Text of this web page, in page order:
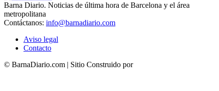
Barna Diario. Noticias de última hora de Barcelona y el área
metropolitana
Contáctanos: info@barnadiario.com
Aviso legal
Contacto
© BarnaDiario.com | Sitio Construido por